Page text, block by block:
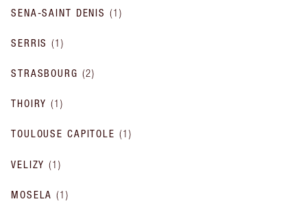
SENA-SAINT DENIS (1 )
SERRIS (1)
STRASBOURG (2)
THOIRY (1)
TOULOUSE CAPITOLE (1 )
VELIZY (1)
MOSELA (1)